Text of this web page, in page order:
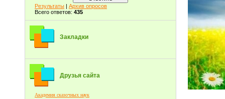
Результаты | Архив опросов
Всего ответов: 435
Закладки
Друзья сайта
Академия сказочных наук